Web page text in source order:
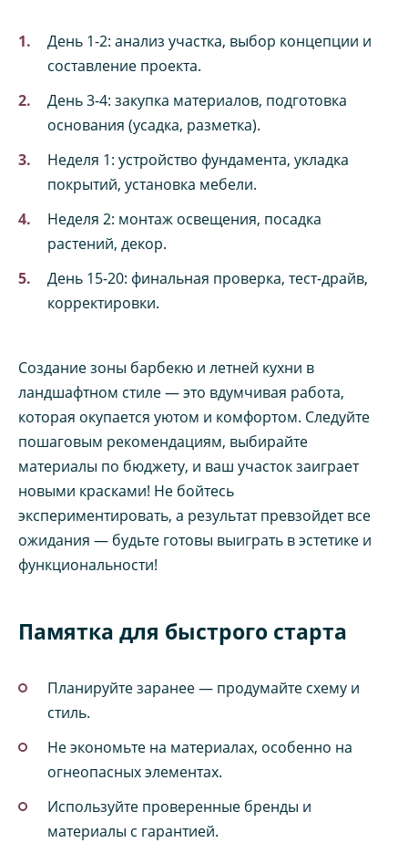
День 1-2: анализ участка, выбор концепции и
составление проекта.
День 3-4: закупка материалов, подготовка
основания (усадка, разметка).
Неделя 1: устройство фундамента, укладка
покрытий, установка мебели.
Неделя 2: монтаж освещения, посадка
растений, декор.
День 15-20: финальная проверка, тест-драйв,
корректировки.
Создание зоны барбекю и летней кухни в
ландшафтном стиле — это вдумчивая работа,
которая окупается уютом и комфортом. Следуйте
пошаговым рекомендациям, выбирайте
материалы по бюджету, и ваш участок заиграет
новыми красками! Не бойтесь
экспериментировать, а результат превзойдет все
ожидания — будьте готовы выиграть в эстетике и
функциональности!
Памятка для быстрого старта
Планируйте заранее — продумайте схему и
стиль.
Не экономьте на материалах, особенно на
огнеопасных элементах.
Используйте проверенные бренды и
материалы с гарантией.